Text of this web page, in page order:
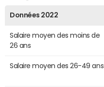
Données 2022
Salaire moyen des moins de
26 ans
Salaire moyen des 26-49 ans